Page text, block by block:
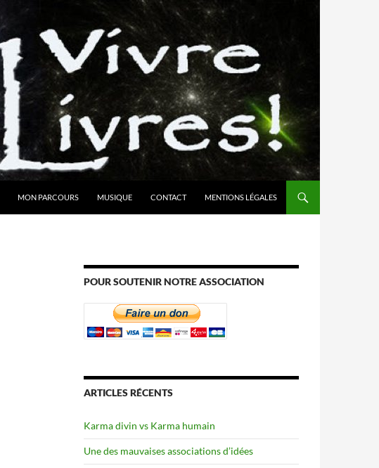
MON PARCOURS MUSIQUE CONTACT MENTIONS LÉGALES
POUR SOUTENIR NOTRE ASSOCIATION
ARTICLES RÉCENTS
Karma divin vs Karma humain
Une des mauvaises associations d’idées